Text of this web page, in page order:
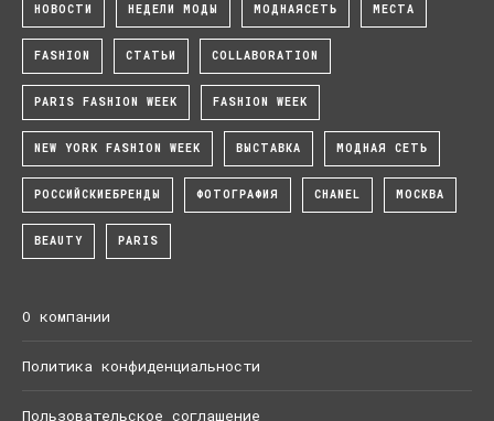
НОВОСТИ НЕДЕЛИ МОДЫ МОДНАЯСЕТЬ МЕСТА
FASHION СТАТЬИ COLLABORATION
PARIS FASHION WEEK FASHION WEEK
NEW YORK FASHION WEEK ВЫСТАВКА МОДНАЯ СЕТЬ
РОССИЙСКИЕБРЕНДЫ ФОТОГРАФИЯ CHANEL МОСКВА
BEAUTY PARIS
О компании
Политика конфиденциальности
Пользовательское соглашение